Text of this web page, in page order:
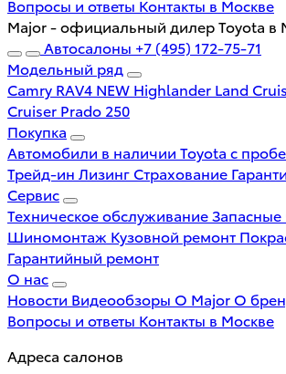
Вопросы и ответы Контакты в Москве
Major - официальный дилер Toyota в
Автосалоны +7 (495) 172-75-71
Модельный ряд
Camry RAV4 NEW Highlander Land
Cruiser Prado 250
Покупка
Автомобили в наличии Toyota с
Трейд-ин Лизинг Страхование
Сервис
Техническое обслуживаниеЗапасные
Шиномонтаж Кузовной ремонт
Гарантийный ремонт
О нас
Новости Видеообзоры О Major О
Вопросы и ответы Контакты в Москве
Адреса салонов